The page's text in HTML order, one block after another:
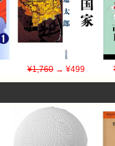
¥1,760 → ¥499